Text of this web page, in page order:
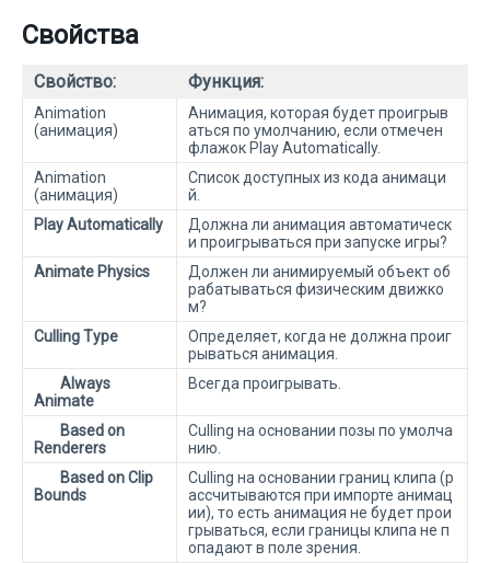
Свойства
Свойство: Функция:
Animation
(анимация)
Анимация, которая будет проигрыв
аться по умолчанию, если отмечен
флажок Play Automatically.
Animation
(анимация)
Список доступных из кода анимаци
й.
Play Automatically
Должна ли анимация автоматическ
и проигрываться при запуске игры?
Animate Physics
Должен ли анимируемый объект об
рабатываться физическим движко
м?
Culling Type
Определяет, когда не должна проиг
рываться анимация.
Always
Animate
Всегда проигрывать.
Based on
Renderers
Culling на основании позы по умолча
нию.
Based on Clip
Bounds
Culling на основании границ клипа (р
ассчитываются при импорте анимац
ии), то есть анимация не будет прои
грываться, если границы клипа не п
опадают в поле зрения.